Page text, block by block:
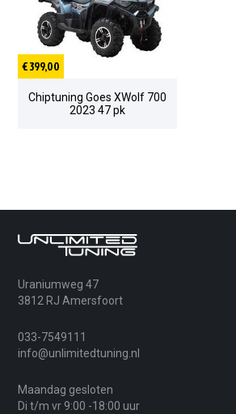
€ 399,00
Chiptuning Goes XWolf 700
2023 47 pk
Uraniumweg 47
3812 RJ Amersfoort
033-7549111
info@unlimitedtuning.nl
Maandag gesloten
Di t/m vr 9:00 -18:00 uur